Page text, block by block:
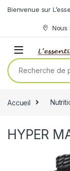
Skip to navigation
Bienvenue sur
Nous
Recherche pour :
Accueil
HYPER